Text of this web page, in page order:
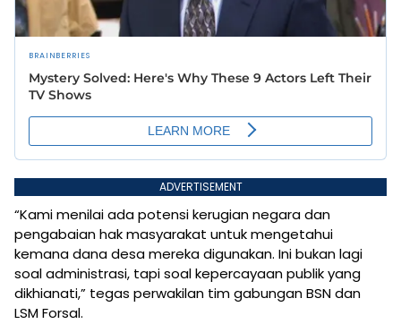
ADVERTISEMENT
“Kami menilai ada potensi kerugian negara dan
pengabaian hak masyarakat untuk mengetahui
kemana dana desa mereka digunakan. Ini bukan lagi
soal administrasi, tapi soal kepercayaan publik yang
dikhianati,” tegas perwakilan tim gabungan BSN dan
LSM Forsal.